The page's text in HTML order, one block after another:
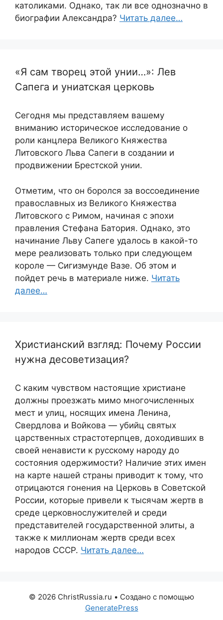
католиками. Однако, так ли все однозначно в
биографии Александра? Читать далее…
«Я сам творец этой унии…»: Лев
Сапега и униатская церковь
Сегодня мы представляем вашему
вниманию историческое исследование о
роли канцлера Великого Княжества
Литовского Льва Сапеги в создании и
продвижении Брестской унии.
Отметим, что он боролся за воссоединение
православных из Великого Княжества
Литовского с Римом, начиная с эпохи
правления Стефана Батория. Однако, это
начинание Льву Сапеге удалось в какой-то
мере реализовать только при следующем
короле — Сигизмунде Вазе. Об этом и
пойдет речь в материале ниже. Читать
далее…
Христианский взгляд: Почему России
нужна десоветизация?
С каким чувством настоящие христиане
должны проезжать мимо многочисленных
мест и улиц, носящих имена Ленина,
Свердлова и Войкова — убийц святых
царственных страстотерпцев, доходивших в
своей ненависти к русскому народу до
состояния одержимости? Наличие этих имен
на карте нашей страны приводит к тому, что
отрицаются гонения на Церковь в Советской
России, которые привели к тысячам жертв в
среде церковнослужителей и среди
представителей государственной элиты, а
также к миллионам жертв среди всех
народов СССР. Читать далее…
© 2026 ChristRussia.ru • Создано с помощью
GeneratePress